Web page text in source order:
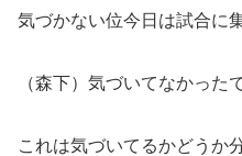
気づかない位今日は試合に
（森下）気づいてなかった
これは気づいてるかどうか